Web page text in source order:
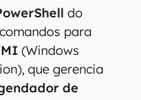
do
para
(Windows
que gerencia
de